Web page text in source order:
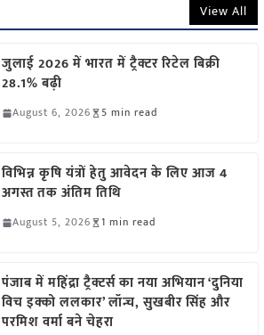
View All
जुलाई 2026 में भारत में ट्रैक्टर रिटेल बिक्री
28.1% बढ़ी
August 6, 2026 5 min read
विभिन्न कृषि यंत्रों हेतु आवेदन के लिए आज 4
अगस्त तक अंतिम तिथि
August 5, 2026 1 min read
पंजाब में महिंद्रा ट्रैक्टर्स का नया अभियान ‘दुनिया
विच इक्को ललकार’ लॉन्च, सुखबीर सिंह और
परमिश वर्मा बने चेहरा